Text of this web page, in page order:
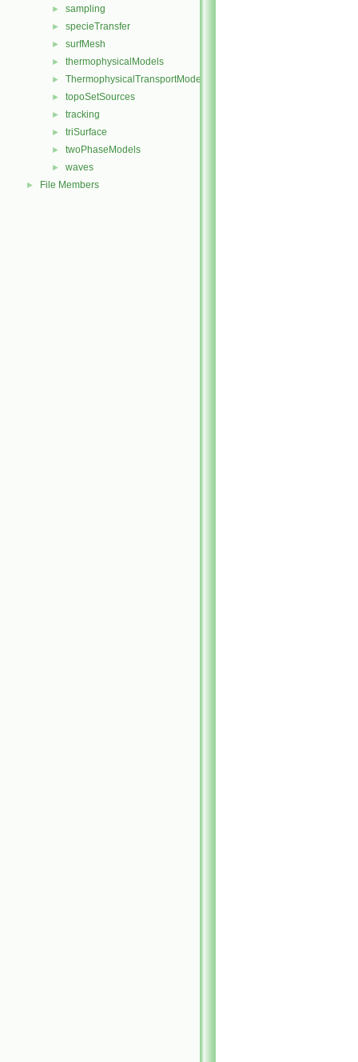
► sampling
► specieTransfer
► surfMesh
► thermophysicalModels
► ThermophysicalTransportModels
► topoSetSources
► tracking
► triSurface
► twoPhaseModels
► waves
► File Members